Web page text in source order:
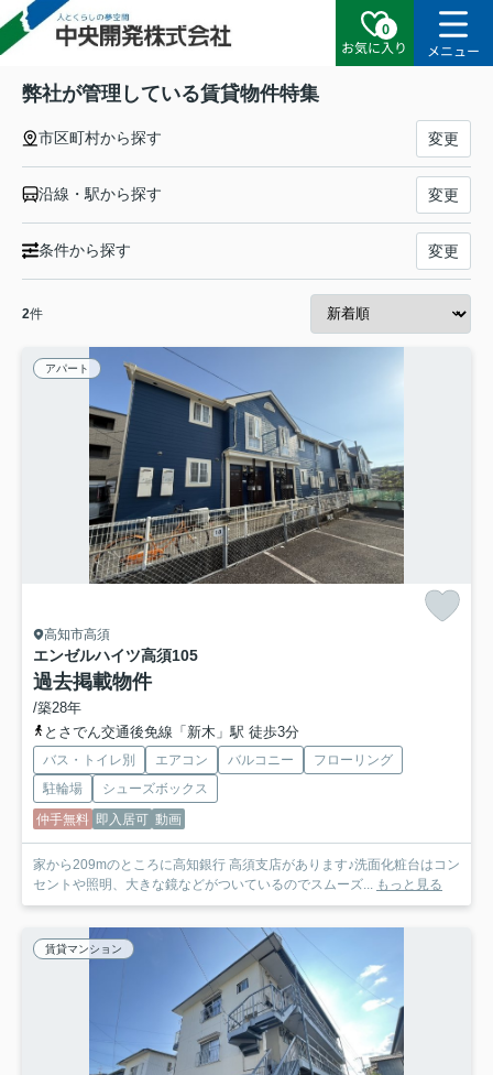
0
お気に入り
メニュー
弊社が管理している賃貸物件特集
市区町村から探す 変更
沿線・駅から探す 変更
条件から探す 変更
2件
アパート
高知市高須
エンゼルハイツ高須105
過去掲載物件
/築28年
とさでん交通後免線「新木」駅 徒歩3分
バス・トイレ別 エアコン バルコニー
フローリング
駐輪場
シューズボックス
仲手無料 即入居可 動画
家から209mのところに高知銀行 高須支店があります♪洗面化粧台はコン
セントや照明、大きな鏡などがついているのでスムーズ...
もっと見る
賃貸マンション